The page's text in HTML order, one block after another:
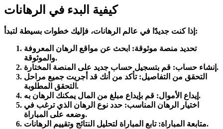
كيفية البدء في الرهانات
إذا كنت جديدًا في عالم الرهانات، فإليك خطوات بسيطة لتبدأ:
تحديد منصة موثوقة: ابحث عن مواقع الرهان المعروفة
والموثوقة.
إنشاء حساب:قم بتسجيل حساب جديد على المنصة المختارة.
التحقق من التفاصيل: تأكد من أنك قد أجريت جميع مراحل
التحقق المطلوبة.
إيداع الأموال:قم بإيداع مبلغ من المال يمكنك الرهان به.
اختيار الرهان المناسب: حدد نوع الرهان الذي ترغب في
وضعه على المباراة.
متابعة المباراة:تابع المباراة لتحليل النتائج وتقييم الرهانات.